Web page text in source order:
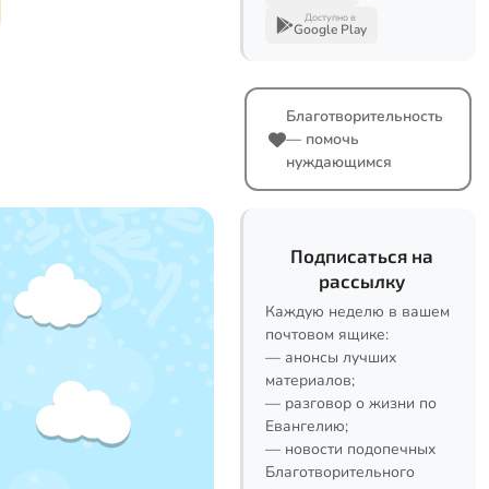
Доступно в
Google Play
Благотворительность
— помочь
нуждающимся
Подписаться на
рассылку
Каждую неделю в вашем
почтовом ящике:
— анонсы лучших
материалов;
— разговор о жизни по
Евангелию;
— новости подопечных
Благотворительного